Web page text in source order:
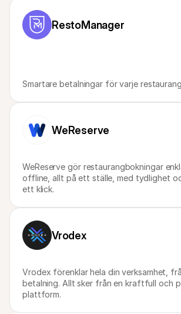
RestoManager
Smartare betalningar för varje restaurang
WeReserve
WeReserve gör restaurangbokningar
offline, allt på ett ställe, med tydlighet
ett klick.
Vrodex
Vrodex förenklar hela din verksamhet,
betalning. Allt sker från en kraftfull och
plattform.
Find out why Mollie is on your bank
For Mollie customers
Reach out to our customer support team